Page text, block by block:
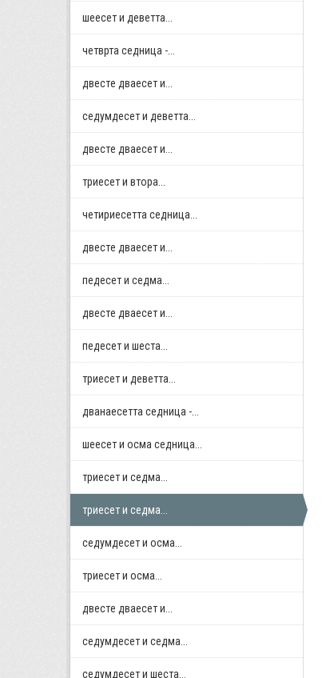
шеесет и деветта...
четврта седница -...
двестe дваесет и...
седумдесет и деветта...
двестe дваесет и...
триесет и втора...
четириесетта седница...
двестe дваесет и...
педесет и седма...
двестe дваесет и...
педесет и шеста...
триесет и деветта...
дванаесетта седница -...
шеесет и осма седница...
триесет и седма...
триесет и седма...
седумдесет и осма...
триесет и осма...
двестe дваесет и...
седумдесет и седма...
седумдесет и шеста...